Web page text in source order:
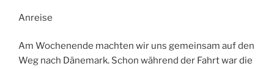
Anreise
Am Wochenende machten wir uns gemeinsam auf den
Weg nach Dänemark. Schon während der Fahrt war die